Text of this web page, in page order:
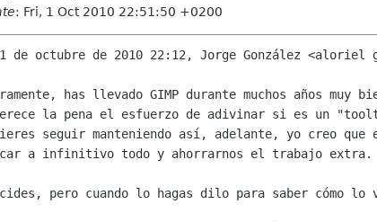
: Fri, 1 Oct 2010 22:51:50 +0200
de octubre de 2010 22:12, Jorge González <aloriel
has llevado GIMP durante muchos años muy
la pena el esfuerzo de adivinar si es un
seguir manteniendo así, adelante, yo creo que
a infinitivo todo y ahorrarnos el trabajo extra.
pero cuando lo hagas dilo para saber cómo lo